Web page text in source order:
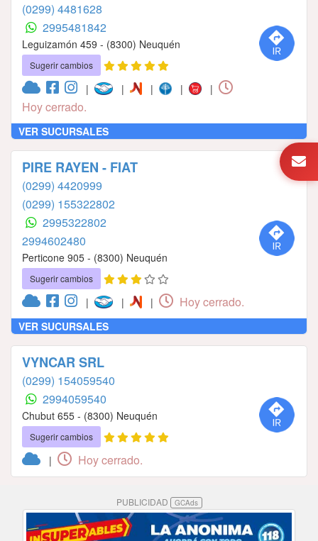
(0299) 4481628
2995481842
Leguizamón 459 - (8300) Neuquén
Sugerir cambios
| | | | |
Hoy cerrado.
VER SUCURSALES
PIRE RAYEN - FIAT
(0299) 4420999
(0299) 155322802
2995322802
2994602480
Perticone 905 - (8300) Neuquén
Sugerir cambios
| | | Hoy cerrado.
VER SUCURSALES
VYNCAR SRL
(0299) 154059540
2994059540
Chubut 655 - (8300) Neuquén
Sugerir cambios
| Hoy cerrado.
PUBLICIDAD GCAds